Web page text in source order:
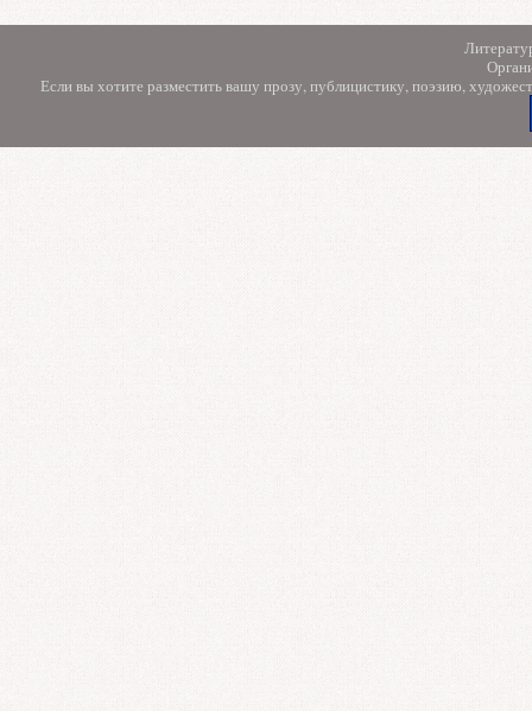
Если вы хотите разместить вашу прозу, публицистику, поэзию,